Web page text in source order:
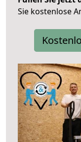
Sie kostenlose